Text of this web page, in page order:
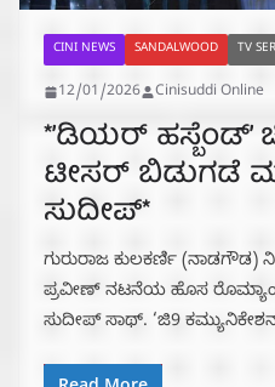
CINI NEWS SANDALWOOD TV
12/01/2026 Cinisuddi Online
*’ಡಿಯರ್ ಹಸ್ಬೆಂಡ್’
ಟೀಸರ್ ಬಿಡುಗಡೆ
ಸುದೀಪ್*
ಗುರುರಾಜ ಕುಲಕರ್ಣಿ (ನಾಡಗೌಡ)
ಪ್ರವೀಣ್ ನಟನೆಯ ಹೊಸ
ಸುದೀಪ್ ಸಾಥ್. ‘ಜಿ9